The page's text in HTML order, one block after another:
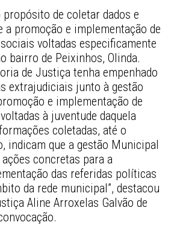
de coletar dados e
a promoção e implementação de
voltadas especificamente
bairro de Peixinhos, Olinda.
de Justiça tenha empenhado
extrajudiciais junto à gestão
e implementação de
à juventude daquela
coletadas, até o
indicam que a gestão Municipal
concretas para a
das referidas políticas
da rede municipal”, destacou
Aline Arroxelas Galvão de